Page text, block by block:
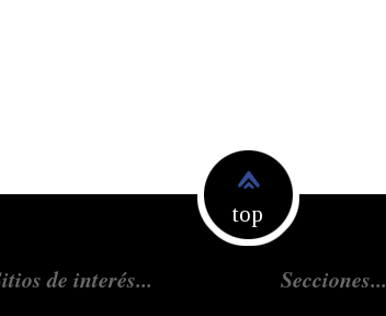
top
de interés... Secciones...